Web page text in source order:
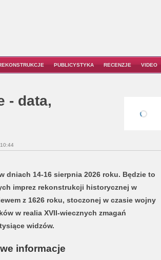
PUBLICYSTYKA RECENZJE VIDEO
- data,
dniach 14-16 sierpnia 2026 roku. Będzie to
imprez rekonstrukcji historycznej w
z 1626 roku, stoczonej w czasie wojny
w realia XVII-wiecznych zmagań
widzów.
informacje